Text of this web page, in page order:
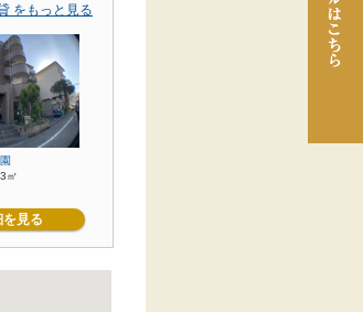
をもっと見る
㎡
を見る